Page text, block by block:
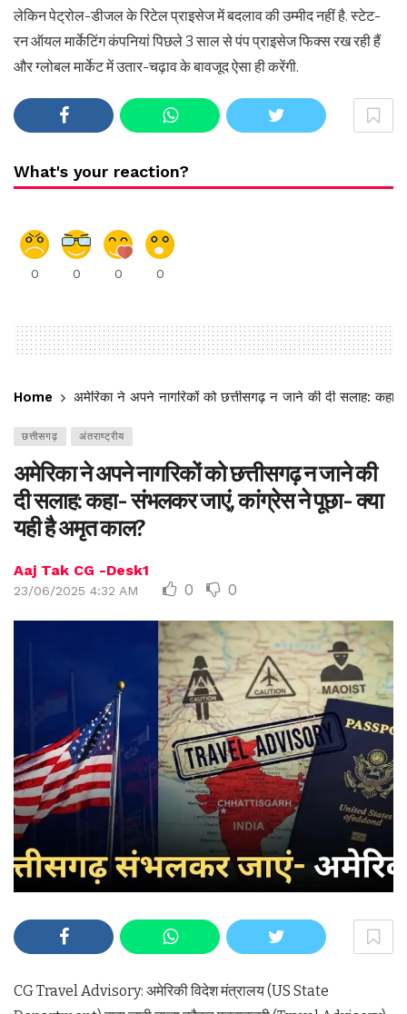
लेकिन पेट्रोल-डीजल के रिटेल प्राइसेज में बदलाव की उम्मीद नहीं है. स्टेट-
रन ऑयल मार्केटिंग कंपनियां पिछले 3 साल से पंप प्राइसेज फिक्स रख रही हैं
और ग्लोबल मार्केट में उतार-चढ़ाव के बावजूद ऐसा ही करेंगी.
What's your reaction?
0 0 0 0
Home अमेरिका ने अपने नागरिकों को छत्तीसगढ़ न जाने की दी सलाह:
छत्तीसगढ़ अंतराष्ट्रीय
अमेरिका ने अपने नागरिकों को छत्तीसगढ़ न जाने की
दी सलाह: कहा- संभलकर जाएं, कांग्रेस ने पूछा- क्या
यही है अमृत काल?
Aaj Tak CG -Desk1
23/06/2025 4:32 AM 0 0
CG Travel Advisory: अमेरिकी विदेश मंत्रालय (US State